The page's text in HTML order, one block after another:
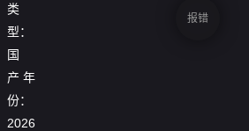
类
型：
国
产 年
份：
2026


报错